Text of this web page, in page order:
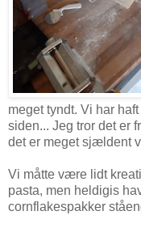
meget tyndt. Vi har
siden... Jeg tror det er
det er meget sjældent
Vi måtte være lidt
pasta, men heldigis
cornflakespakker